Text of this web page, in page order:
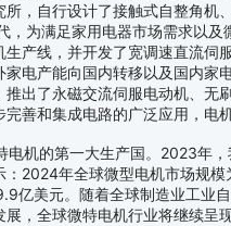
所，自行设计了接触式自整角机
，为满足家用电器市场需求以及
生产线，并开发了宽调速直流伺
家电产能向国内转移以及国内家
推出了永磁交流伺服电动机、无
善和集成电路的广泛应用，电
机的第一大生产国。2023年，
：2024年全球微型电机市场规
亿美元。随着全球制造业工业
，全球微特电机行业将继续呈